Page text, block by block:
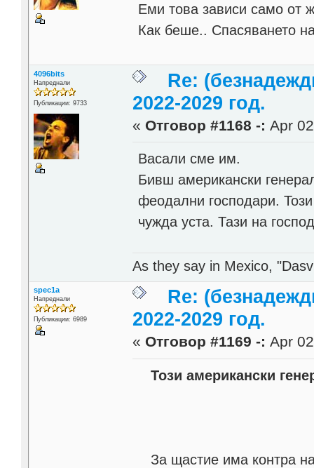
Еми това зависи само от
Как беше.. Спасяването
4096bits
Напреднали
Публикации: 9733
Re:
2022-2029 год.
« Отговор #1168 -: Apr
Васали сме им.
Бивш американски
феодални господари.
чужда уста. Тази на
As they say in Mexico,
spec1a
Напреднали
Публикации: 6989
Re:
2022-2029 год.
« Отговор #1169 -: Apr
Този американски
За щастие има контра